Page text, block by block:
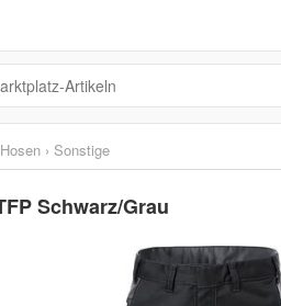
Hosen › Sonstige
Schwarz/Grau